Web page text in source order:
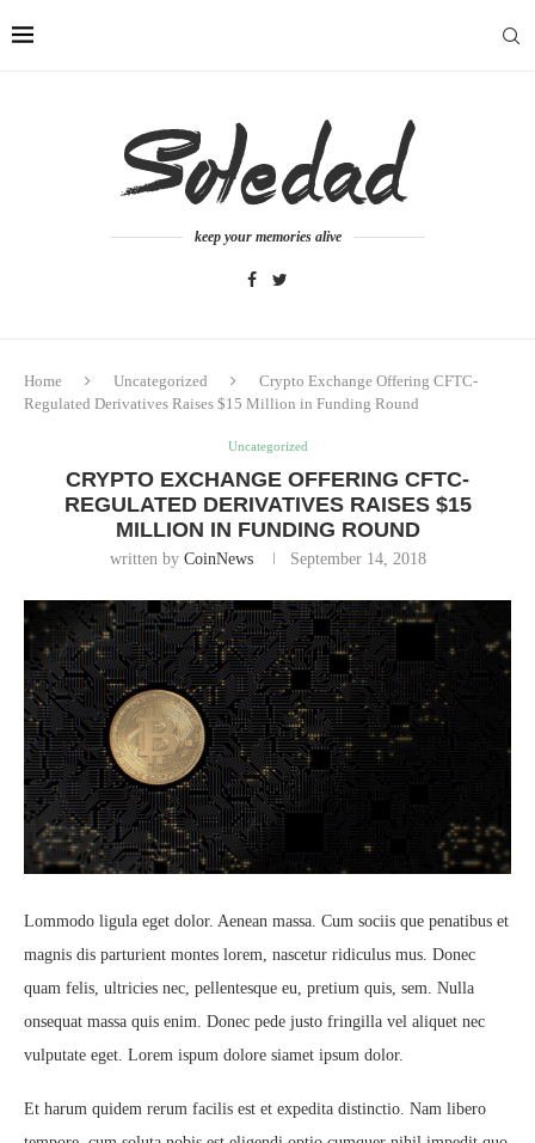
keep your memories alive
Home Uncategorized
Crypto Exchange Offering CFTC-
Regulated Derivatives Raises $15 Million in Funding Round
Uncategorized
CRYPTO EXCHANGE OFFERING CFTC-
REGULATED DERIVATIVES RAISES $15
MILLION IN FUNDING ROUND
written by CoinNews September 14, 2018
Lommodo ligula eget dolor. Aenean massa. Cum sociis que penatibus et
magnis dis parturient montes lorem, nascetur ridiculus mus. Donec
quam felis, ultricies nec, pellentesque eu, pretium quis, sem. Nulla
onsequat massa quis enim. Donec pede justo fringilla vel aliquet nec
vulputate eget. Lorem ispum dolore siamet ipsum dolor.
Et harum quidem rerum facilis est et expedita distinctio. Nam libero